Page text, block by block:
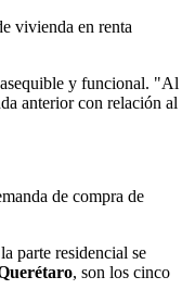
vivienda en renta
asequible y funcional. "Al
anterior con relación al
de compra de
parte residencial se
, son los cinco